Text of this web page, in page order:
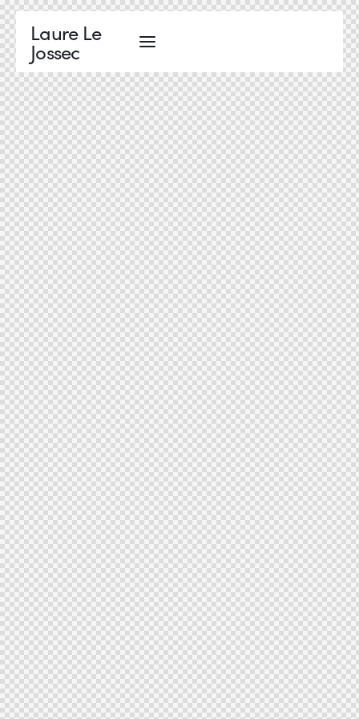
Laure Le
Jossec